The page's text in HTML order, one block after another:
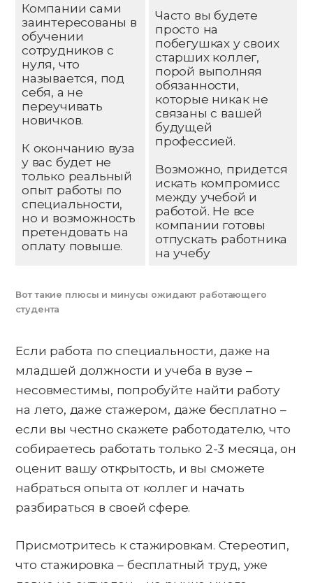
Компании сами
заинтересованы в
обучении
сотрудников с
нуля, что
называется, под
себя, а не
переучивать
новичков.
К окончанию вуза
у вас будет не
только реальный
опыт работы по
специальности,
но и возможность
претендовать на
оплату повыше.
Часто вы будете
просто на
побегушках у своих
старших коллег,
порой выполняя
обязанности,
которые никак не
связаны с вашей
будущей
профессией.
Возможно, придется
искать компромисс
между учебой и
работой. Не все
компании готовы
отпускать работника
на учебу
Вот такие плюсы и минусы ожидают работающего
студента
Если работа по специальности, даже на
младшей должности и учеба в вузе –
несовместимы, попробуйте найти работу
на лето, даже стажером, даже бесплатно –
если вы честно скажете работодателю, что
собираетесь работать только 2-3 месяца, он
оценит вашу открытость, и вы сможете
набраться опыта от коллег и начать
разбираться в своей сфере.
Присмотритесь к стажировкам. Стереотип,
что стажировка – бесплатный труд, уже